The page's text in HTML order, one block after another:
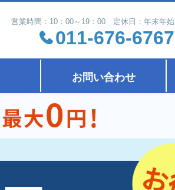
営業時間：10：00～19：00 定休日：年末年始
011-676-6767
お問い合わせ